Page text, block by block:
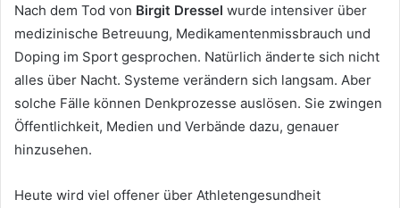
Nach dem Tod von Birgit Dressel wurde intensiver über
medizinische Betreuung, Medikamentenmissbrauch und
Doping im Sport gesprochen. Natürlich änderte sich nicht
alles über Nacht. Systeme verändern sich langsam. Aber
solche Fälle können Denkprozesse auslösen. Sie zwingen
Öffentlichkeit, Medien und Verbände dazu, genauer
hinzusehen.
Heute wird viel offener über Athletengesundheit